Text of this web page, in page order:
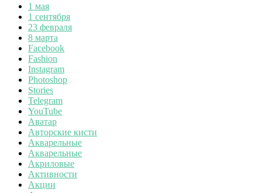
1 мая
1 сентября
23 февраля
8 марта
Facebook
Fashion
Instagram
Photoshop
Stories
Telegram
YouTube
Аватар
Авторские кисти
Акварельные
Акварельные
Акриловые
Активности
Акции